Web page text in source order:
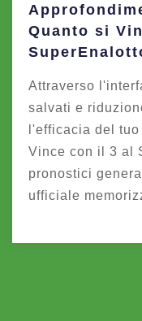
Quanto si
Attraverso
salvati e
l'efficacia del
Vince con il 3 al
pronostici
ufficiale